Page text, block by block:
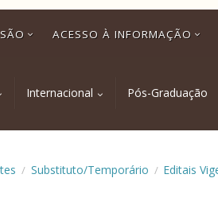
ACESSO À INFORMAÇÃO
Internacional Pós-Graduação
/ Substituto/Temporário / Editais